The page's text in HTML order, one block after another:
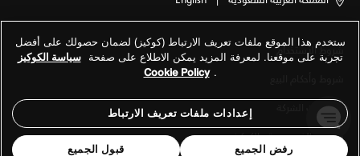
شروط الاستخدام
معلومات الشركة
سياسة الخصوصية والكوكيز
ستخدم هذا الموقع ملفات تعريف الارتباط (كوكيز) لضمان حصولك على أفضل
تجربة على موقعنا. لمعرفة المزيد يمكن الاطلاع على صفحة سياسة الكوكيز
.
Cookie Policy
إعدادات ملفات تعريف الارتباط
رفض الجميع قبول الجميع